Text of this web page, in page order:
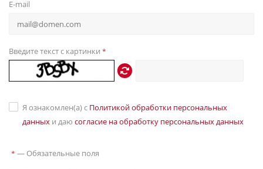
E-mail
Введите текст с картинки *
Я ознакомлен(а) с Политикой обработки персональных
данных и даю согласие на обработку персональных данных
* — Обязательные поля